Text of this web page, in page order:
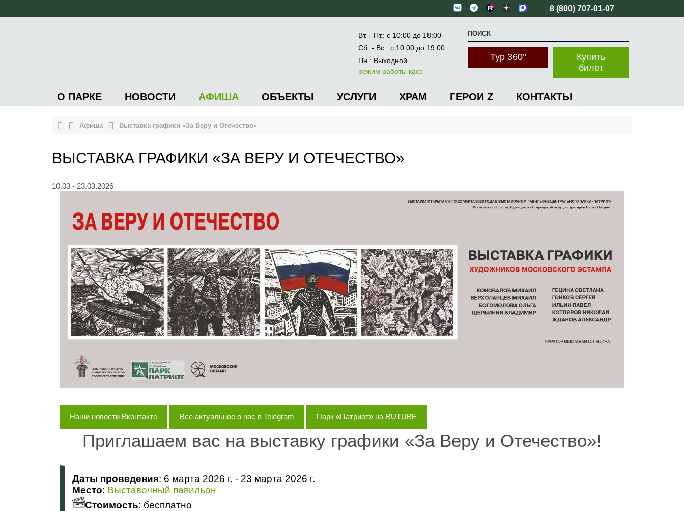
8 (800) 707-01-07
Вт. - Пт.: с 10:00 до 18:00
Сб. - Вс.: с 10:00 до 19:00
Пн.: Выходной
режим работы касс
Купить
билет
Тур 360°
О ПАРКЕ НОВОСТИ АФИША ОБЪЕКТЫ УСЛУГИ ХРАМ ГЕРОИ Z КОНТАКТЫ
Афиша Выставка графики «За Веру и Отечество»
ВЫСТАВКА ГРАФИКИ «ЗА ВЕРУ И ОТЕЧЕСТВО»
10.03 - 23.03.2026
Наши новости Вконтакте Все актуальное о нас в Telegram Парк «Патриот» на RUTUBE
Приглашаем вас на выставку графики «За Веру и Отечество»!
Даты проведения: 6 марта 2026 г. - 23 марта 2026 г.
Место: Выставочный павильон
Стоимость: бесплатно